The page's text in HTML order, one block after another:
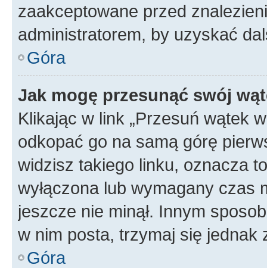
zaakceptowane przed
administratorem, by uzyskać
Góra
Jak mogę przesunąć swój
Klikając w link „Przesuń wątek
odkopać go na samą górę
widzisz takiego linku, oznacza
wyłączona lub wymagany czas
jeszcze nie minął. Innym
w nim posta, trzymaj się jednak
Góra